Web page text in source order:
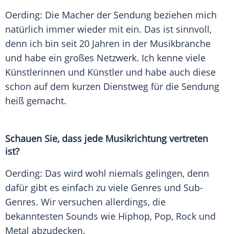
Oerding: Die Macher der Sendung beziehen mich
natürlich immer wieder mit ein. Das ist sinnvoll,
denn ich bin seit 20 Jahren in der Musikbranche
und habe ein großes Netzwerk. Ich kenne viele
Künstlerinnen und Künstler und habe auch diese
schon auf dem kurzen Dienstweg für die Sendung
heiß gemacht.
Schauen Sie, dass jede Musikrichtung vertreten
ist?
Oerding: Das wird wohl niemals gelingen, denn
dafür gibt es einfach zu viele Genres und Sub-
Genres. Wir versuchen allerdings, die
bekanntesten Sounds wie Hiphop, Pop, Rock und
Metal abzudecken.